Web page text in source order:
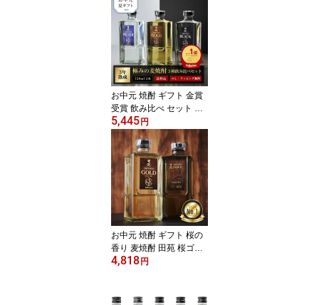
酎 1.8L 人気 プレミアム
贈答 お中元 還暦祝 敬老
プレゼント かめ 熟成 鹿
児島 糖質ゼロ プリン体
ゼロ 母 父〈焼酎2011〉
お中元 焼酎 ギフト 金賞
受賞 飲み比べ セット 田
苑 ゴールド＆シルバー＆
ブラック 720ml 3本 25度
焼酎 飲み比べ 父の日 お
酒 人気 焼酎 誕生日 プレ
ゼント 感謝 御祝 内祝 昇
進祝 糖質ゼロ プリン体
ゼロ 母 父〈焼酎6080〉
5,445円
お中元 焼酎 ギフト 桜の
香り 麦焼酎 田苑 桜ゴー
ルド＆ゴールド 720ml 2
ット プレゼント 母の日
4,818円